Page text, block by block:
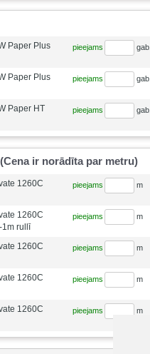
Paper Plus
pieejams gab.
Paper Plus
pieejams gab.
Paper HT
pieejams gab.
ir norādīta par metru)
1260C
pieejams m
1260C
1m rullī
pieejams m
1260C
pieejams m
1260C
pieejams m
1260C
pieejams m